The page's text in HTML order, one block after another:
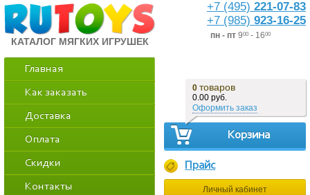
КАТАЛОГ МЯГКИХ ИГРУШЕК
+7 (495) 221-07-83
+7 (985) 923-16-25
пн - пт 900 - 1600
Прайс
0 товаров
0.00 руб.
Оформить заказ
Главная
Как заказать
Доставка
Оплата
Скидки
Контакты
Корзина
Личный кабинет